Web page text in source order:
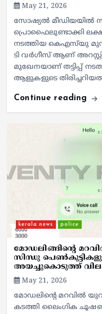
May 21, 2026
സോഷ്യല്‍ മീഡിയയില്‍
പ്രൊഫൈലുണ്ടാക്കി
നടത്തിയ കെഎസ്‌യു മുൻ
ടി വർഗീസ് ആണ്
മുഖേനയാണ് തട്ടിപ്പ്
ആളുകളുടെ
Continue reading
kerala news police
മോഡലിങ്ങിന്റെ
സിന്ധു
അയച്ചുകൊടുത്ത് വില
May 21, 2026
മോഡലിന്റെ മറവില്‍
കടത്തി ലൈംഗിക